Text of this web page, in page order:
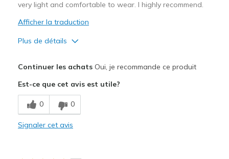
very light and comfortable to wear. I highly recommend.
Afficher la traduction
Plus de détails
Breathe Well
Comfortable
Continuer les achatsOui, je recommande ce produit
Est-ce que cet avis est utile?
0 0
Signaler cet avis